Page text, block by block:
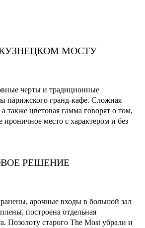
МОСТУ
черты и традиционные
парижского гранд-кафе. Сложная
а также цветовая гамма говорят о том,
ироничное место с характером и без
РЕШЕНИЕ
арочные входы в большой зал
построена отдельная
Позолоту старого The Most убрали и